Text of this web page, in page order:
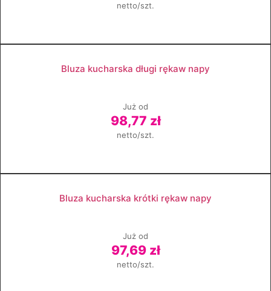
netto/szt.
Bluza kucharska długi rękaw napy
Już od
98,77 zł
netto/szt.
Bluza kucharska krótki rękaw napy
Już od
97,69 zł
netto/szt.